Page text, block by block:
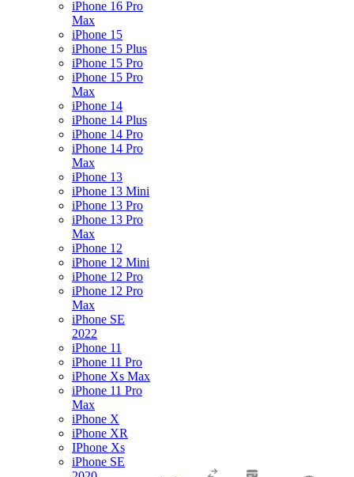
iPhone 16 Pro
Max
iPhone 15
iPhone 15 Plus
iPhone 15 Pro
iPhone 15 Pro
Max
iPhone 14
iPhone 14 Plus
iPhone 14 Pro
iPhone 14 Pro
Max
iPhone 13
iPhone 13 Mini
iPhone 13 Pro
iPhone 13 Pro
Max
iPhone 12
iPhone 12 Mini
iPhone 12 Pro
iPhone 12 Pro
Max
iPhone SE
2022
iPhone 11
iPhone 11 Pro
iPhone Xs Max
iPhone 11 Pro
Max
iPhone X
iPhone XR
IPhone Xs
iPhone SE